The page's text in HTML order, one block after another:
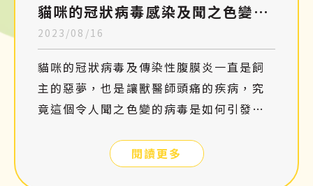
貓咪的冠狀病毒感染及聞之色變的
傳染性腹膜炎
2023/08/16
貓咪的冠狀病毒及傳染性腹膜炎一直是飼
主的惡夢，也是讓獸醫師頭痛的疾病，究
竟這個令人聞之色變的病毒是如何引發嚴
染，請看以下分享。閱讀更多